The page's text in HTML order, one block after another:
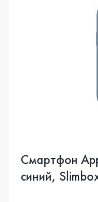
Смартфон
синий,